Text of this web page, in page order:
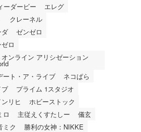
ーダービー
エレグ
クレーネル
ダ
ゼンゼロ
ロ
ンライン アリシゼーション
ート・ア・ライブ
ネコぱら
ブ
プライム 1スタジオ
リヒ
ホビーストック
ロ 主従えくすたしー
儀玄
ミク
勝利の女神：NIKKE